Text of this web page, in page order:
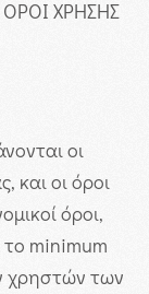
ΟΡΟΙ ΧΡΗΣΗΣ
οι
και οι όροι
όροι,
το minimum
χρηστών των